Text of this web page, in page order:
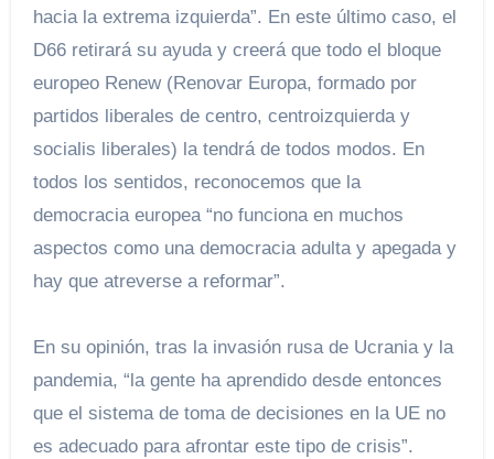
hacia la extrema izquierda”. En este último caso, el
D66 retirará su ayuda y creerá que todo el bloque
europeo Renew (Renovar Europa, formado por
partidos liberales de centro, centroizquierda y
socialis liberales) la tendrá de todos modos. En
todos los sentidos, reconocemos que la
democracia europea “no funciona en muchos
aspectos como una democracia adulta y apegada y
hay que atreverse a reformar”.
En su opinión, tras la invasión rusa de Ucrania y la
pandemia, “la gente ha aprendido desde entonces
que el sistema de toma de decisiones en la UE no
es adecuado para afrontar este tipo de crisis”.